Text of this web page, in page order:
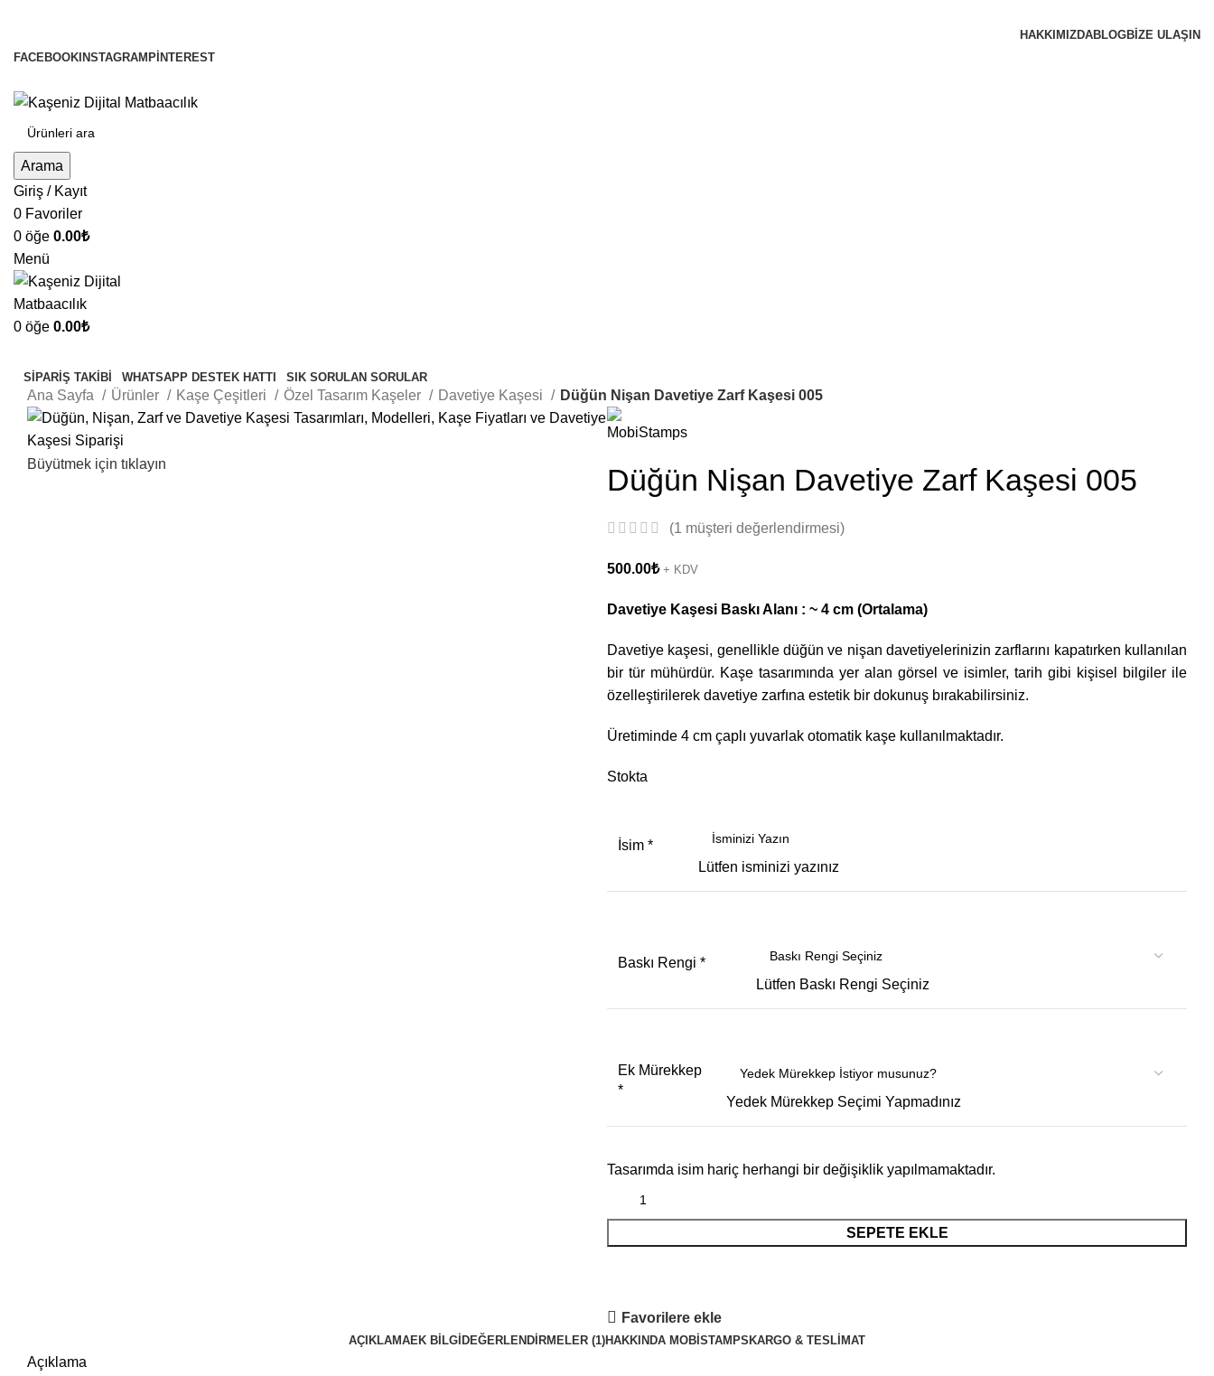
HAKKIMIZDABLOGBİZE ULAŞIN
FACEBOOK INSTAGRAM PINTEREST
Arama
Giriş / Kayıt
0 Favoriler
0 öğe 0.00₺
Menü
0 öğe 0.00₺
SIPARIŞ TAKIBI WHATSAPP DESTEK HATTI SIK SORULAN SORULAR
Ana Sayfa Ürünler Kaşe Çeşitleri Özel Tasarım Kaşeler Davetiye Kaşesi Düğün Nişan Davetiye Zarf Kaşesi 005
Büyütmek için tıklayın Düğün Nişan Davetiye Zarf Kaşesi 005
(1 müşteri değerlendirmesi)
500.00₺ + KDV
Davetiye Kaşesi Baskı Alanı : ~ 4 cm (Ortalama)
Davetiye kaşesi, genellikle düğün ve nişan davetiyelerinizin zarflarını kapatırken kullanılan
bir tür mühürdür. Kaşe tasarımında yer alan görsel ve isimler, tarih gibi kişisel bilgiler ile
özelleştirilerek davetiye zarfına estetik bir dokunuş bırakabilirsiniz.
Üretiminde 4 cm çaplı yuvarlak otomatik kaşe kullanılmaktadır.
Stokta
İsim *
Lütfen isminizi yazınız
Baskı Rengi *
Lütfen Baskı Rengi Seçiniz
Ek Mürekkep
*
Yedek Mürekkep Seçimi Yapmadınız
Tasarımda isim hariç herhangi bir değişiklik yapılmamaktadır.
SEPETE EKLE
Favorilere ekle
AÇIKLAMAEK BILGI DEĞERLENDIRMELER (1)HAKKINDA MOBISTAMPS KARGO & TESLIMAT
Açıklama